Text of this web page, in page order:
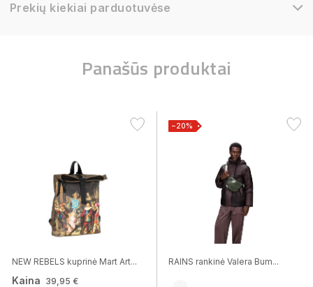
Prekių kiekiai parduotuvėse
Panašūs produktai
NEW REBELS kuprinė Mart Art...
Kaina 39,95 €
−20%
RAINS rankinė Valera Bum...